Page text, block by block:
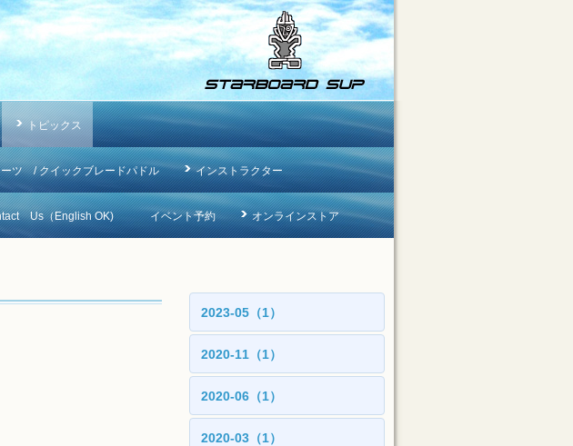
トピックス
/ クイックブレードパドル インストラクター
Us（English OK) イベント予約 オンラインストア
2023-05（1）
2020-11（1）
2020-06（1）
2020-03（1）